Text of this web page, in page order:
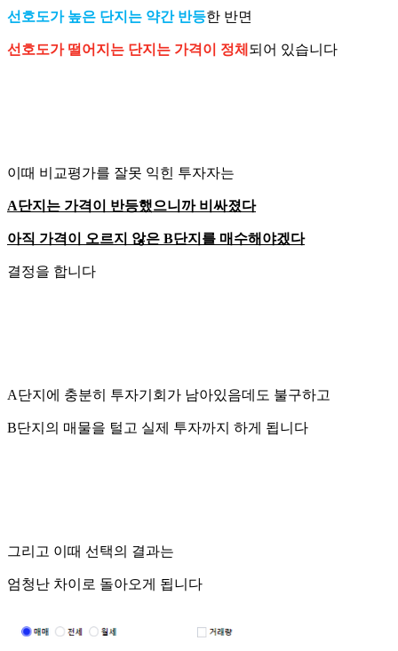
선호도가 높은 단지는 약간 반등한 반면
선호도가 떨어지는 단지는 가격이 정체 되어 있습니다
이때 비교평가를 잘못 익힌 투자자는
A단지는 가격이 반등했으니까 비싸졌다
아직 가격이 오르지 않은 B단지를 매수해야겠다
결정을 합니다
A단지에 충분히 투자기회가 남아있음데도 불구하고
B단지의 매물을 털고 실제 투자까지 하게 됩니다
그리고 이때 선택의 결과는
엄청난 차이로 돌아오게 됩니다